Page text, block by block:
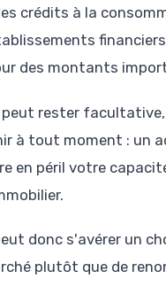
crédits à la
des montants
rester facultative,
à tout moment : un
en péril votre
donc s'avérer un
plutôt que de